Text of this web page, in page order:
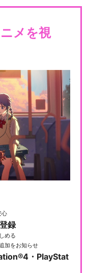
プリキュア！！～
プリキュアアラモ
プリキュア
ゥインクルプリキ
メを視
心
録
める
加をお知らせ
・PlayStat